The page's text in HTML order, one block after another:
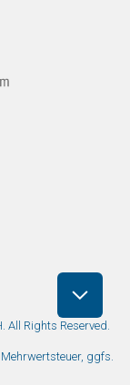
All Rights Reserved.
ggfs.